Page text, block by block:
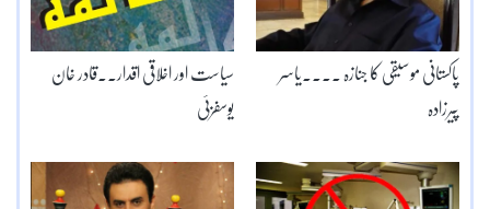
سیاست اور اخلاقی اقدار۔۔قادر خان
یوسفزئی
پاکستانی موسیقی کا جنازہ ۔۔۔۔یاسر
پیرزادہ